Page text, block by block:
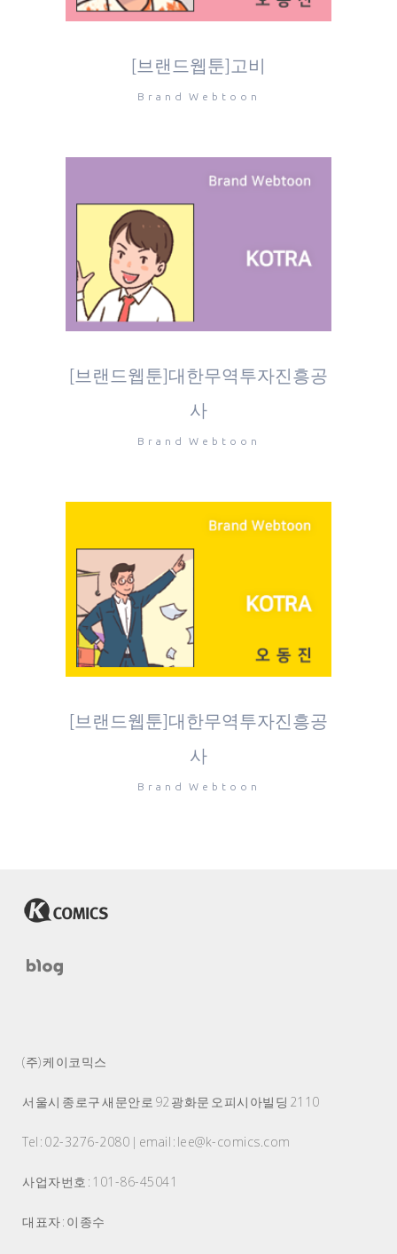
[브랜드웹툰]고비
Brand Webtoon
[브랜드웹툰]대한무역투자진흥공
사
Brand Webtoon
[브랜드웹툰]대한무역투자진흥공
사
Brand Webtoon
(주) 케이코믹스
서울시 종로구 새문안로 92 광화문 오피시아빌딩 2110
Tel : 02-3276-2080 | email : lee@k-comics.com
사업자번호 : 101-86-45041
대표자 : 이종수